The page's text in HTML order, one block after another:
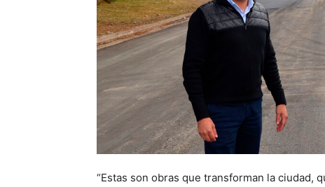
“Estas son obras que transforman la ciudad,